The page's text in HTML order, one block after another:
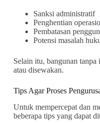
Sanksi administratif
Penghentian
Pembatasan
Potensi masalah
Selain itu, bangunan
atau disewakan.
Tips Agar Proses
Untuk mempercepat dan
beberapa tips yang dapat